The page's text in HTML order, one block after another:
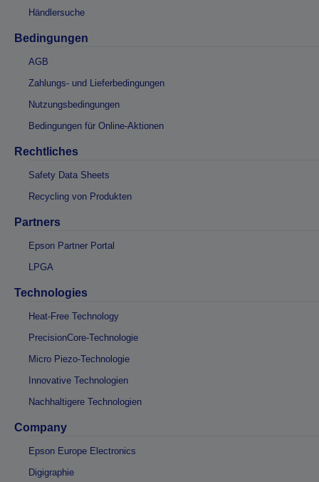
Händlersuche
Bedingungen
AGB
Zahlungs- und Lieferbedingungen
Nutzungsbedingungen
Bedingungen für Online-Aktionen
Rechtliches
Safety Data Sheets
Recycling von Produkten
Partners
Epson Partner Portal
LPGA
Technologies
Heat-Free Technology
PrecisionCore-Technologie
Micro Piezo-Technologie
Innovative Technologien
Nachhaltigere Technologien
Company
Epson Europe Electronics
Digigraphie